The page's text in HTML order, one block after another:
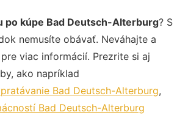
po kúpe Bad Deutsch-Alterburg? S
nemusíte obávať. Neváhajte a
viac informácií. Prezrite si aj
ako napríklad
Bad Deutsch-Alterburg,
Bad Deutsch-Alterburg